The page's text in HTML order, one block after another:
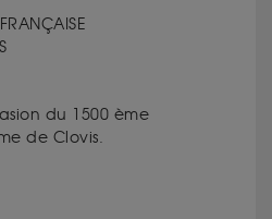
du 1500 ème
de Clovis.